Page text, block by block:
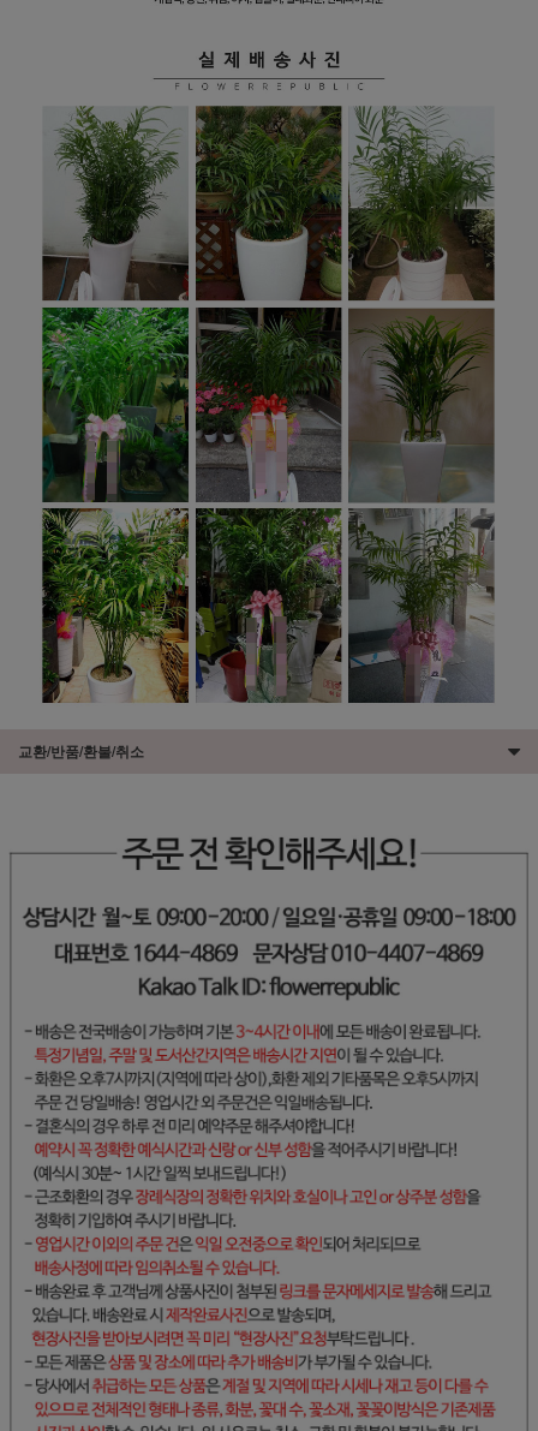
교환/반품/환불/취소